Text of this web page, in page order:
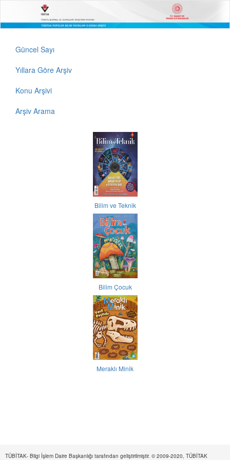
Güncel Sayı
Yıllara Göre Arşiv
Konu Arşivi
Arşiv Arama
Bilim ve Teknik
Bilim Çocuk
Meraklı Minik
TÜBİTAK- Bilgi İşlem Daire Başkanlığı tarafından geliştirilmiştir. © 2009-2020, TÜBİTAK